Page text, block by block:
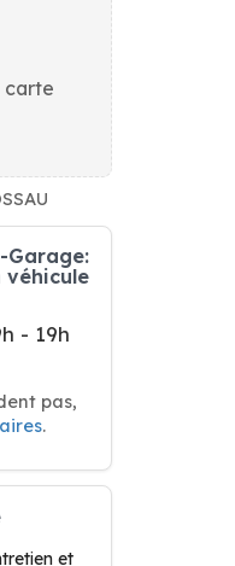
carte
Garage:
- 19h
pas,
.
et